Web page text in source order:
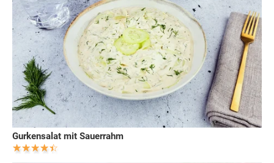
Gurkensalat mit Sauerrahm